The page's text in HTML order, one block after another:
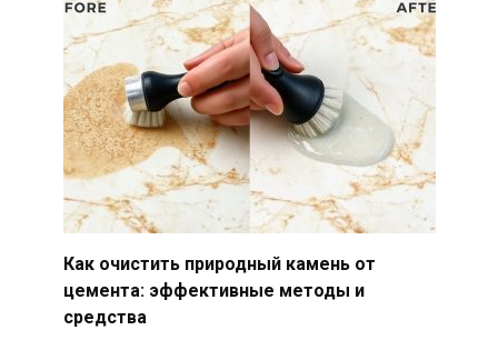
Как очистить природный камень от
цемента: эффективные методы и
средства